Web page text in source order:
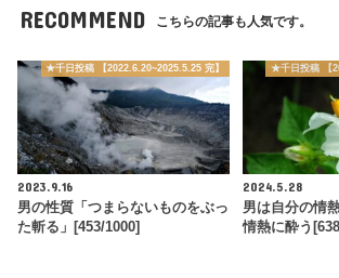
RECOMMEND こちらの記事も人気です。
★千日投稿 【2022.6.20~2025.5.25 完】
2023.9.16
男の性質「つまらないものをぶっ
た斬る」[453/1000]
★千日投稿 【
2024.5.28
男は自分の情
情熱に酔う